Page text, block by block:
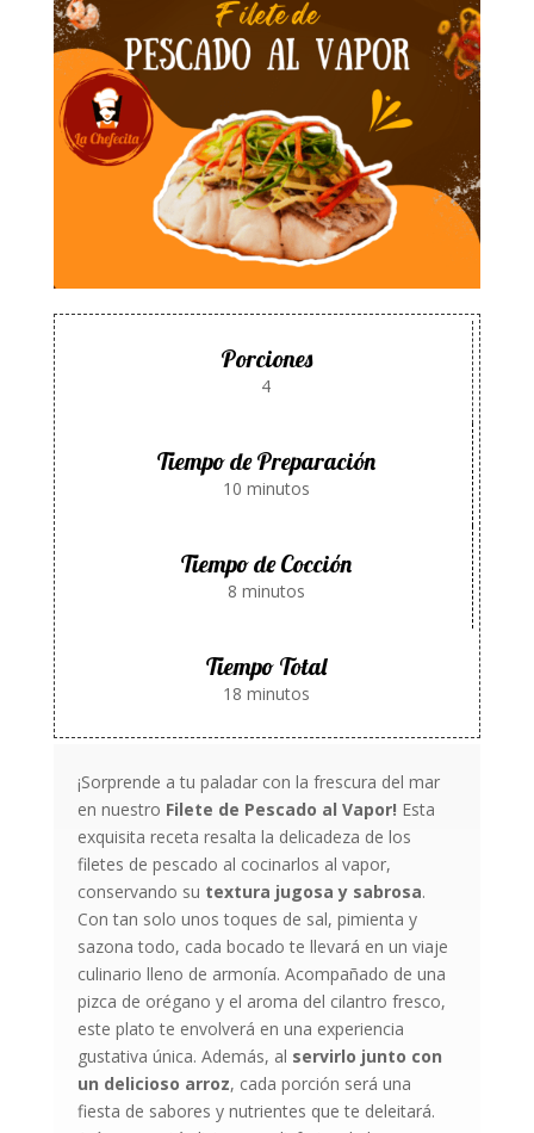
Porciones
4
Tiempo de Preparación
10 minutos
Tiempo de Cocción
8 minutos
Tiempo Total
18 minutos
¡Sorprende a tu paladar con la frescura del mar
en nuestro Filete de Pescado al Vapor! Esta
exquisita receta resalta la delicadeza de los
filetes de pescado al cocinarlos al vapor,
conservando su textura jugosa y sabrosa.
Con tan solo unos toques de sal, pimienta y
sazona todo, cada bocado te llevará en un viaje
culinario lleno de armonía. Acompañado de una
pizca de orégano y el aroma del cilantro fresco,
este plato te envolverá en una experiencia
gustativa única. Además, al servirlo junto con
un delicioso arroz, cada porción será una
fiesta de sabores y nutrientes que te deleitará.